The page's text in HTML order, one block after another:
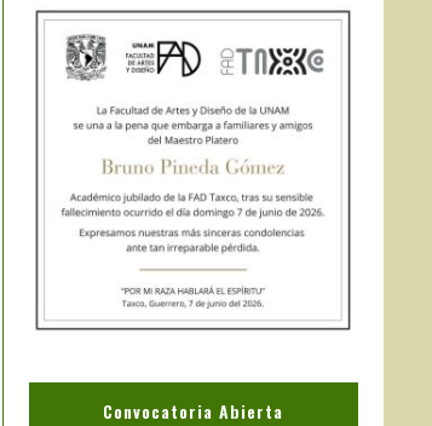
Convocatoria Abierta